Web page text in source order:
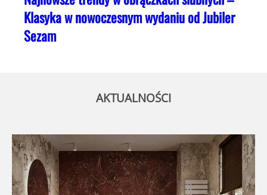
Klasyka w nowoczesnym wydaniu od Jubiler
Sezam
AKTUALNOŚCI